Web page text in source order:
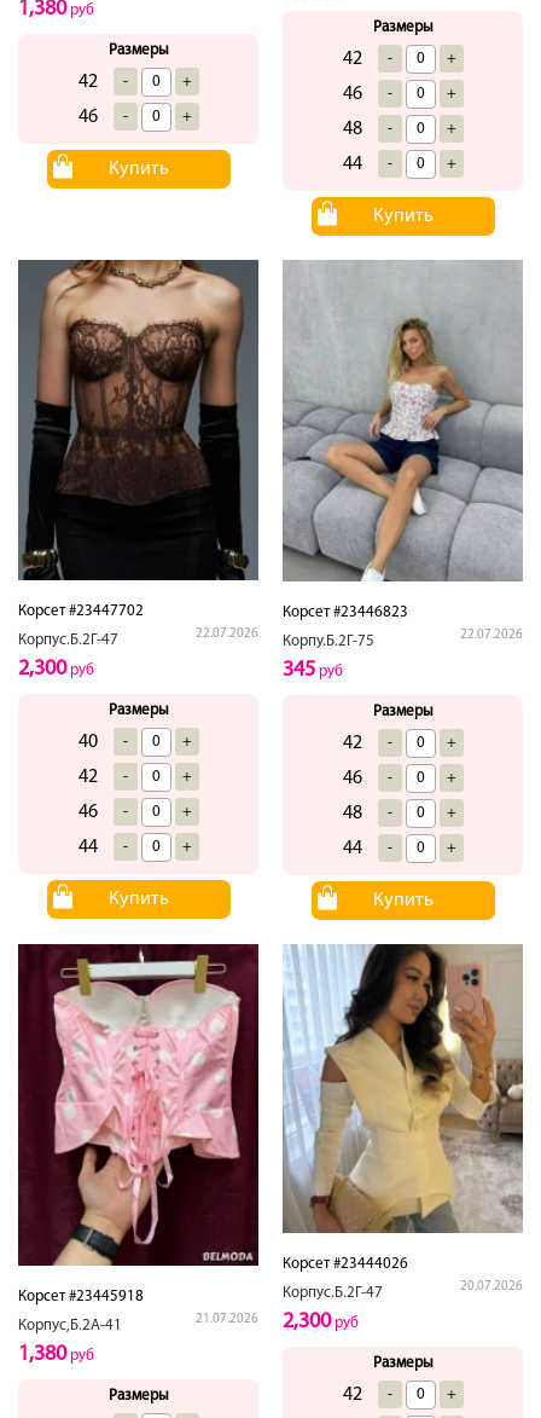
1,380руб
Размеры
42 - +
46 - +
Купить
Размеры
42 - +
46 - +
48 - +
44 - +
Купить
Корсет #23447702
Корпус.Б.2Г-47
22.07.2026
2,300руб
Размеры
40 - +
42 - +
46 - +
44 - +
Купить
Корсет #23446823
Корпу.Б.2Г-75
22.07.2026
345 руб
Размеры
42 - +
46 - +
48 - +
44 - +
Купить
Корсет #23445918
Корпус,Б.2А-41
21.07.2026
1,380руб
Размеры
Корсет #23444026
Корпус.Б.2Г-47
20.07.2026
2,300руб
Размеры
42 - +